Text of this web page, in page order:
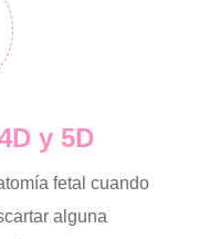
y 5D
fetal cuando
alguna